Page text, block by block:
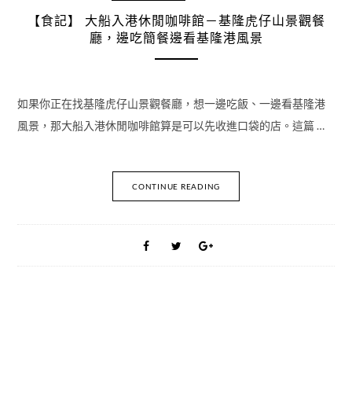
【食記】 大船入港休閒咖啡館－基隆虎仔山景觀餐
廳，邊吃簡餐邊看基隆港風景
如果你正在找基隆虎仔山景觀餐廳，想一邊吃飯、一邊看基隆港
風景，那大船入港休閒咖啡館算是可以先收進口袋的店。這篇 …
CONTINUE READING